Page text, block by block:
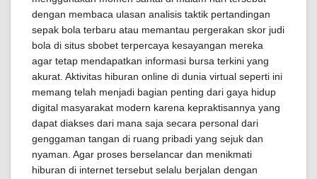
dengan membaca ulasan analisis taktik pertandingan
sepak bola terbaru atau memantau pergerakan skor judi
bola di situs sbobet terpercaya kesayangan mereka
agar tetap mendapatkan informasi bursa terkini yang
akurat. Aktivitas hiburan online di dunia virtual seperti ini
memang telah menjadi bagian penting dari gaya hidup
digital masyarakat modern karena kepraktisannya yang
dapat diakses dari mana saja secara personal dari
genggaman tangan di ruang pribadi yang sejuk dan
nyaman. Agar proses berselancar dan menikmati
hiburan di internet tersebut selalu berjalan dengan